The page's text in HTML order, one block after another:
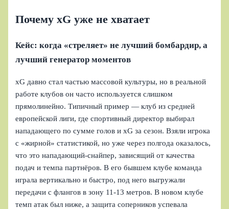
Почему xG уже не хватает
Кейс: когда «стреляет» не лучший бомбардир, а
лучший генератор моментов
xG давно стал частью массовой культуры, но в реальной
работе клубов он часто используется слишком
прямолинейно. Типичный пример — клуб из средней
европейской лиги, где спортивный директор выбирал
нападающего по сумме голов и xG за сезон. Взяли игрока
с «жирной» статистикой, но уже через полгода оказалось,
что это нападающий-снайпер, зависящий от качества
подач и темпа партнёров. В его бывшем клубе команда
играла вертикально и быстро, под него выгружали
передачи с флангов в зону 11-13 метров. В новом клубе
темп атак был ниже, а защита соперников успевала